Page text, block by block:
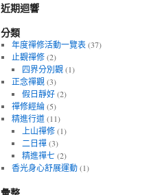
近期迴響
分類
年度禪修活動一覽表(37)
止觀禪修(2)
四界分別觀(1)
正念禪觀(3)
假日靜好(2)
禪修經綸(5)
精進行道(11)
上山禪修(1)
二日禪(3)
精進禪七 (2)
香光身心舒展運動(1)
彙整